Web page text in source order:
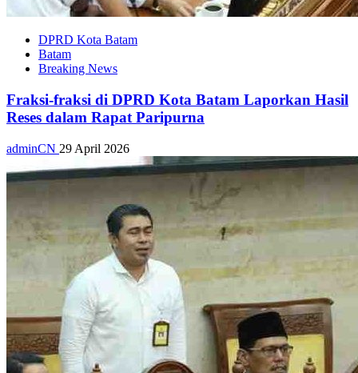
DPRD Kota Batam
Batam
Breaking News
Fraksi-fraksi di DPRD Kota Batam Laporkan Hasil
Reses dalam Rapat Paripurna
adminCN 29 April 2026